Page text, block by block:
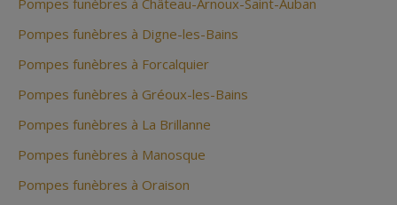
Pompes funèbres à Château-Arnoux-Saint-Auban
Pompes funèbres à Digne-les-Bains
Pompes funèbres à Forcalquier
Pompes funèbres à Gréoux-les-Bains
Pompes funèbres à La Brillanne
Pompes funèbres à Manosque
Pompes funèbres à Oraison